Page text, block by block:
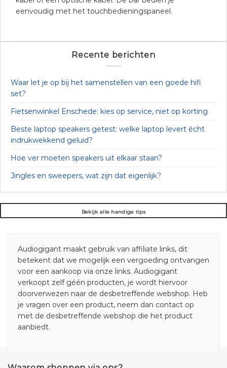
eenvoudig met het touchbedieningspaneel.
Recente berichten
Waar let je op bij het samenstellen van een goede hifi
set?
Fietsenwinkel Enschede: kies op service, niet op korting
Beste laptop speakers getest: welke laptop levert écht
indrukwekkend geluid?
Hoe ver moeten speakers uit elkaar staan?
Jingles en sweepers, wat zijn dat eigenlijk?
Bekijk alle handige tips
Audiogigant maakt gebruik van affiliate links, dit
betekent dat we mogelijk een vergoeding ontvangen
voor een aankoop via onze links. Audiogigant
verkoopt zelf géén producten, je wordt hiervoor
doorverwezen naar de desbetreffende webshop. Heb
je vragen over een product, neem dan contact op
met de desbetreffende webshop die het product
aanbiedt.